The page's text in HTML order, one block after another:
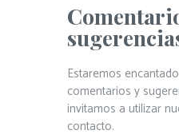
Estaremos
comentarios y
invitamos a utilizar
contacto.